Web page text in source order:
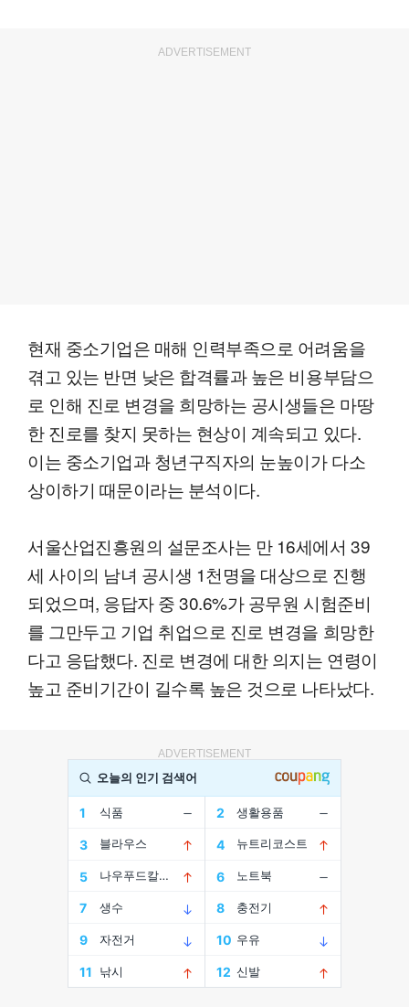
ADVERTISEMENT
현재 중소기업은 매해 인력부족으로 어려움을
겪고 있는 반면 낮은 합격률과 높은 비용부담으
로 인해 진로 변경을 희망하는 공시생들은 마땅
한 진로를 찾지 못하는 현상이 계속되고 있다.
이는 중소기업과 청년구직자의 눈높이가 다소
상이하기 때문이라는 분석이다.
서울산업진흥원의 설문조사는 만 16세에서 39
세 사이의 남녀 공시생 1천명을 대상으로 진행
되었으며, 응답자 중 30.6%가 공무원 시험준비
를 그만두고 기업 취업으로 진로 변경을 희망한
다고 응답했다. 진로 변경에 대한 의지는 연령이
높고 준비기간이 길수록 높은 것으로 나타났다.
ADVERTISEMENT